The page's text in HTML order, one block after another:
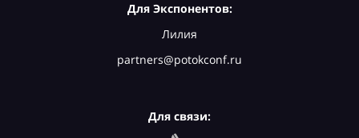
Для Экспонентов:
Лилия
partners@potokconf.ru
Для связи: